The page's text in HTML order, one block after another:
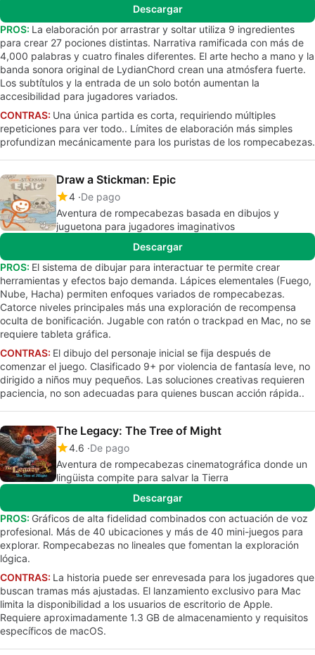
Descargar
PROS: La elaboración por arrastrar y soltar utiliza 9 ingredientes
para crear 27 pociones distintas. Narrativa ramificada con más de
4,000 palabras y cuatro finales diferentes. El arte hecho a mano y la
banda sonora original de LydianChord crean una atmósfera fuerte.
Los subtítulos y la entrada de un solo botón aumentan la
accesibilidad para jugadores variados.
CONTRAS: Una única partida es corta, requiriendo múltiples
repeticiones para ver todo.. Límites de elaboración más simples
profundizan mecánicamente para los puristas de los rompecabezas.
Draw a Stickman: Epic
4 De pago
Aventura de rompecabezas basada en dibujos y
juguetona para jugadores imaginativos
Descargar
PROS: El sistema de dibujar para interactuar te permite crear
herramientas y efectos bajo demanda. Lápices elementales (Fuego,
Nube, Hacha) permiten enfoques variados de rompecabezas.
Catorce niveles principales más una exploración de recompensa
oculta de bonificación. Jugable con ratón o trackpad en Mac, no se
requiere tableta gráfica.
CONTRAS: El dibujo del personaje inicial se fija después de
comenzar el juego. Clasificado 9+ por violencia de fantasía leve, no
dirigido a niños muy pequeños. Las soluciones creativas requieren
paciencia, no son adecuadas para quienes buscan acción rápida..
The Legacy: The Tree of Might
4.6 De pago
Aventura de rompecabezas cinematográfica donde un
lingüista compite para salvar la Tierra
Descargar
PROS: Gráficos de alta fidelidad combinados con actuación de voz
profesional. Más de 40 ubicaciones y más de 40 mini-juegos para
explorar. Rompecabezas no lineales que fomentan la exploración
lógica.
CONTRAS: La historia puede ser enrevesada para los jugadores que
buscan tramas más ajustadas. El lanzamiento exclusivo para Mac
limita la disponibilidad a los usuarios de escritorio de Apple.
Requiere aproximadamente 1.3 GB de almacenamiento y requisitos
específicos de macOS.